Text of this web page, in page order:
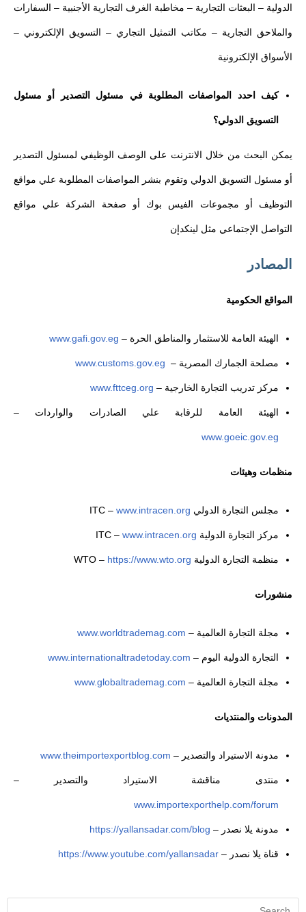
الدولية – البعثات التجارية – مخاطبة الغرف التجارية الأجنبية – السفارات
والملاحق التجارية – مكاتب التمثيل التجاري – التسويق الإلكتروني –
الأسواق الإلكترونية
كيف احدد المواصفات المطلوبة في مسئول التصدير أو مسئول
التسويق الدولي؟
يمكن البحث من خلال الانترنت على الوصف الوظيفي لمسئول التصدير
أو مسئول التسويق الدولي وتقوم بنشر المواصفات المطلوبة علي مواقع
التوظيف أو مجموعات الفيس بوك أو صفحة الشركة علي مواقع
التواصل الإجتماعي مثل لينكدإن
المصادر
المواقع الحكومية
الهيئة العامة للاستثمار والمناطق الحرة – www.gafi.gov.eg
مصلحة الجمارك المصرية – www.customs.gov.eg
مركز تدريب التجارة الخارجية – www.fttceg.org
الهيئة العامة للرقابة علي الصادرات والواردات –
www.goeic.gov.eg
منظمات وهيئات
مجلس التجارة الدولي ITC – www.intracen.org
مركز التجارة الدولية ITC – www.intracen.org
منظمة التجارة الدولية WTO – https://www.wto.org
منشورات
مجلة التجارة العالمية – www.worldtrademag.com
التجارة الدولية اليوم – www.internationaltradetoday.com
مجلة التجارة العالمية – www.globaltrademag.com
المدونات والمنتديات
مدونة الاستيراد والتصدير – www.theimportexportblog.com
منتدى مناقشة الاستيراد والتصدير –
www.importexporthelp.com/forum
مدونة يلا نصدر – https://yallansadar.com/blog
قناة يلا نصدر – https://www.youtube.com/yallansadar